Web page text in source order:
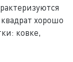
хорошо
ковке,